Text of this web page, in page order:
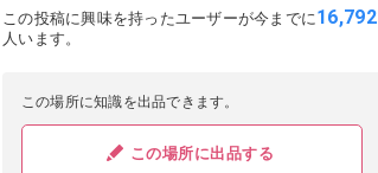
この投稿に興味を持ったユーザーが今までに16,792
人います。
この場所に知識を出品できます。
この場所に出品する